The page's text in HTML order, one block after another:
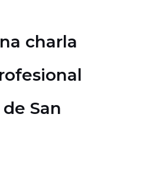
charla
de San